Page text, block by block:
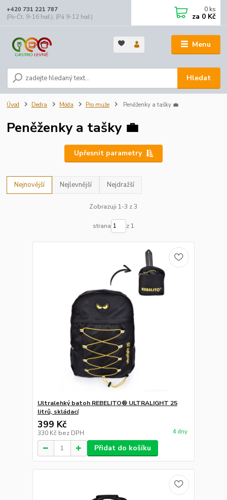
Menu
Hledat
+420 731 221 787
(Po-Čt, 9-16 hod.), (Pá 9-12 hod.)
0 ks
za 0 Kč
Úvod Dedra Móda Pro muže Peněženky a tašky 💼
Peněženky a tašky 💼
Upřesnit parametry
Nejnovější Nejlevnější Nejdražší
Zobrazuji 1-3 z 3
strana z 1
Ultralehký batoh REBELITO® ULTRALIGHT 25
litrů, skládací
399 Kč
330 Kč bez DPH 4 dny
Přidat do košíku